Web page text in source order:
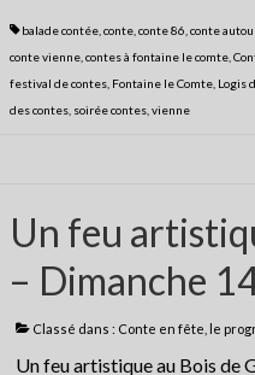
balade contée, conte, conte 86 conte
conte vienne, contes à fontaine le comte,
festival de contes, Fontaine le Comte, Logis
des contes, soirée contes, vienne
Un feu
– Dimanche
Classé dans : Conte en fête le
Un feu artistique au Bois de